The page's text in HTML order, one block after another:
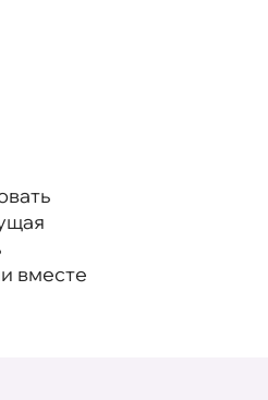
вместе